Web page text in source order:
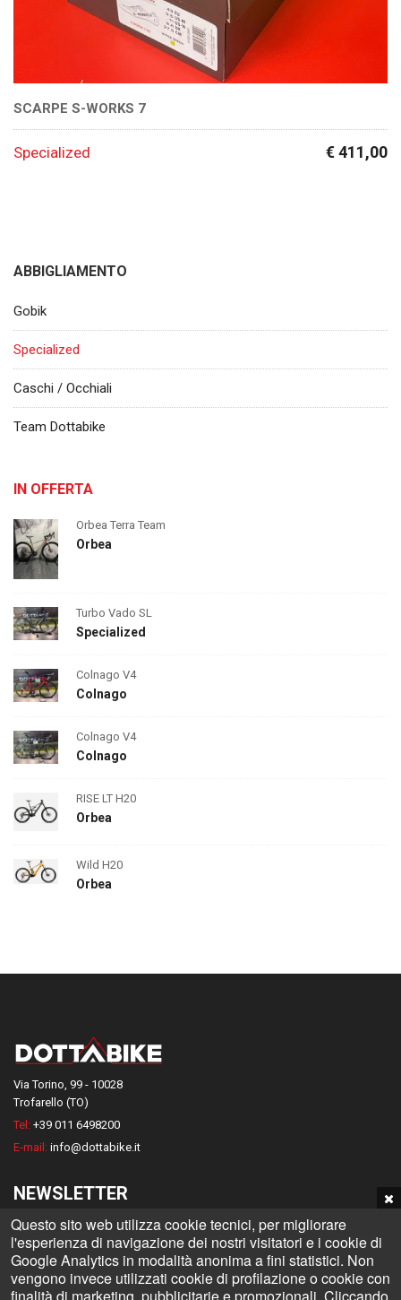
SCARPE S-WORKS 7
Specialized € 411,00
ABBIGLIAMENTO
Gobik
Specialized
Caschi / Occhiali
Team Dottabike
IN OFFERTA
Orbea Terra Team
Orbea
Turbo Vado SL
Specialized
Colnago V4
Colnago
Colnago V4
Colnago
RISE LT H20
Orbea
Wild H20
Orbea
Via Torino, 99 - 10028
Trofarello (TO)
Tel: +39 011 6498200
E-mail: info@dottabike.it
NEWSLETTER
Iscriviti alla nostra Newsletter e rimani informato su tutte le novità
Dottabike
Questo sito web utilizza cookie tecnici, per migliorare
l'esperienza di navigazione dei nostri visitatori e i cookie di
Google Analytics in modalità anonima a fini statistici. Non
vengono invece utilizzati cookie di profilazione o cookie con